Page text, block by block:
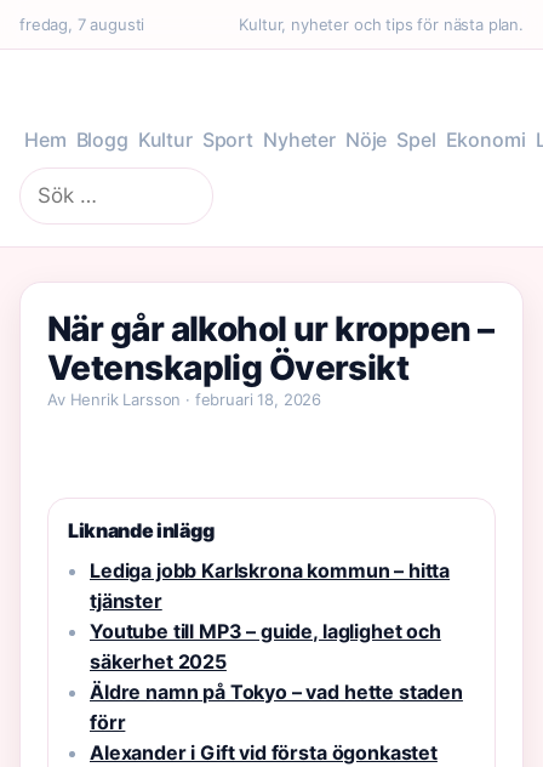
fredag, 7 augusti Kultur, nyheter och tips för nästa plan.
Hem Blogg Kultur Sport Nyheter Nöje Spel Ekonomi
Sök
efter:
När går alkohol ur kroppen –
Vetenskaplig Översikt
Av Henrik Larsson · februari 18, 2026
Liknande inlägg
Lediga jobb Karlskrona kommun – hitta
tjänster
Youtube till MP3 – guide, laglighet och
säkerhet 2025
Äldre namn på Tokyo – vad hette staden
förr
Alexander i Gift vid första ögonkastet